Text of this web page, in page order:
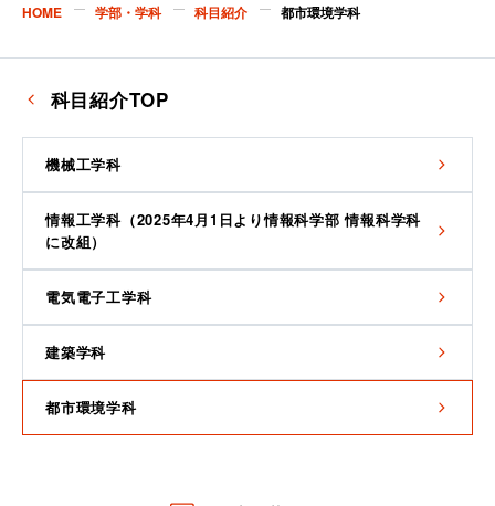
HOME 学部・学科 科目紹介 都市環境学科
科目紹介TOP
機械工学科
情報工学科（2025年4月1日より情報科学部 情報科学科
に改組）
電気電子工学科
建築学科
都市環境学科